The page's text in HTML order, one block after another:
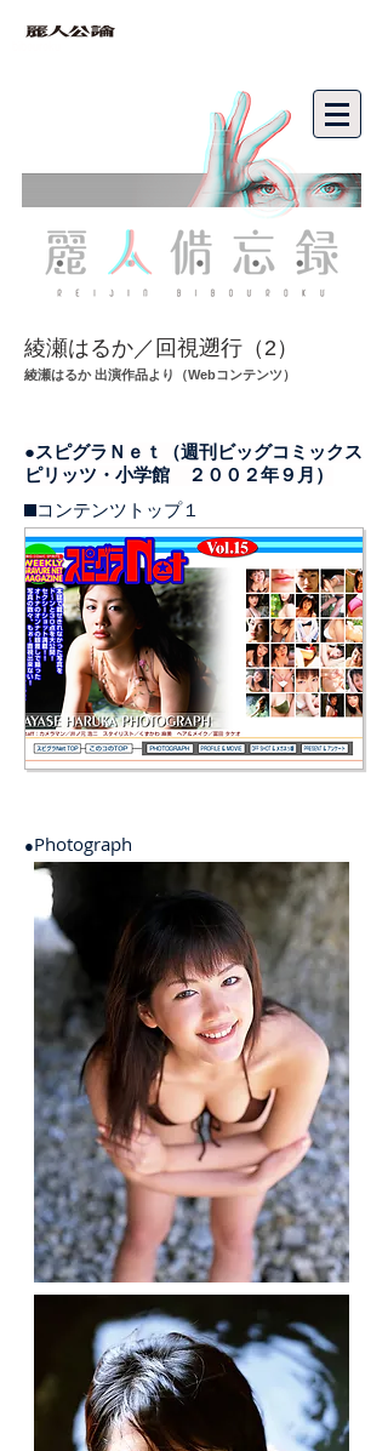
綾瀬はるか／回視遡行（2）
綾瀬はるか 出演作品より（Webコンテンツ）
■コンテンツトップ１
●スピグラＮｅｔ（週刊ビッグコミックス
ピリッツ・小学館 ２００２年９月）
●Photograph